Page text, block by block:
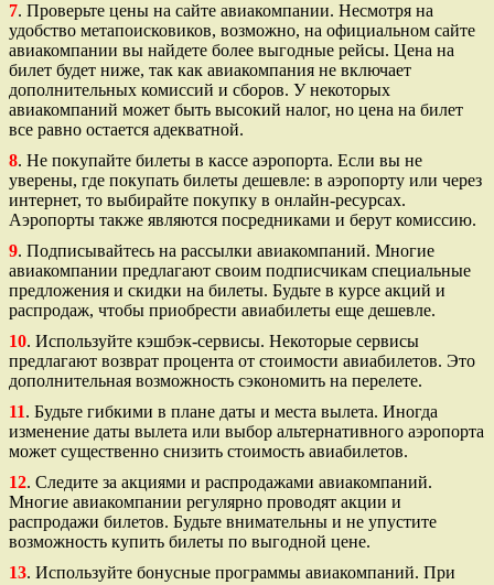
7. Проверьте цены на сайте авиакомпании. Несмотря на
удобство метапоисковиков, возможно, на официальном сайте
авиакомпании вы найдете более выгодные рейсы. Цена на
билет будет ниже, так как авиакомпания не включает
дополнительных комиссий и сборов. У некоторых
авиакомпаний может быть высокий налог, но цена на билет
все равно остается адекватной.
8. Не покупайте билеты в кассе аэропорта. Если вы не
уверены, где покупать билеты дешевле: в аэропорту или через
интернет, то выбирайте покупку в онлайн-ресурсах.
Аэропорты также являются посредниками и берут комиссию.
9. Подписывайтесь на рассылки авиакомпаний. Многие
авиакомпании предлагают своим подписчикам специальные
предложения и скидки на билеты. Будьте в курсе акций и
распродаж, чтобы приобрести авиабилеты еще дешевле.
10. Используйте кэшбэк-сервисы. Некоторые сервисы
предлагают возврат процента от стоимости авиабилетов. Это
дополнительная возможность сэкономить на перелете.
11. Будьте гибкими в плане даты и места вылета. Иногда
изменение даты вылета или выбор альтернативного аэропорта
может существенно снизить стоимость авиабилетов.
12. Следите за акциями и распродажами авиакомпаний.
Многие авиакомпании регулярно проводят акции и
распродажи билетов. Будьте внимательны и не упустите
возможность купить билеты по выгодной цене.
13. Используйте бонусные программы авиакомпаний. При